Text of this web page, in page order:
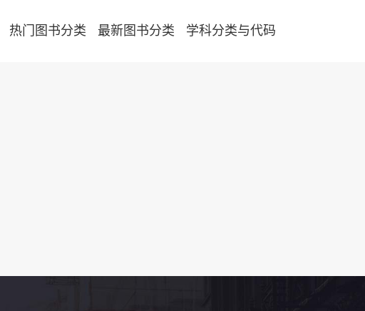
热门图书分类 最新图书分类 学科分类与代码